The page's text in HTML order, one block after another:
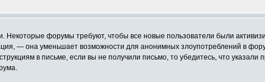
Некоторые форумы требуют, чтобы все новые пользователи были
— она уменьшает возможности для анонимных злоупотреблений в
в письме, если вы не получили письмо, то убедитесь, что указали